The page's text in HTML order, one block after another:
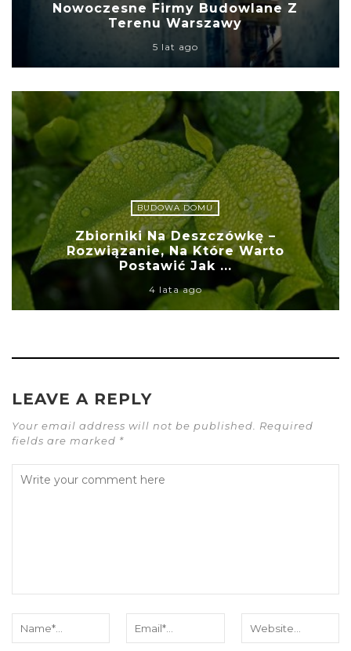
Nowoczesne Firmy Budowlane Z
Terenu Warszawy
5 lat ago
BUDOWA DOMU
Zbiorniki Na Deszczówkę –
Rozwiązanie, Na Które Warto
Postawić Jak ...
4 lata ago
LEAVE A REPLY
Your email address will not be published. Required
fields are marked *